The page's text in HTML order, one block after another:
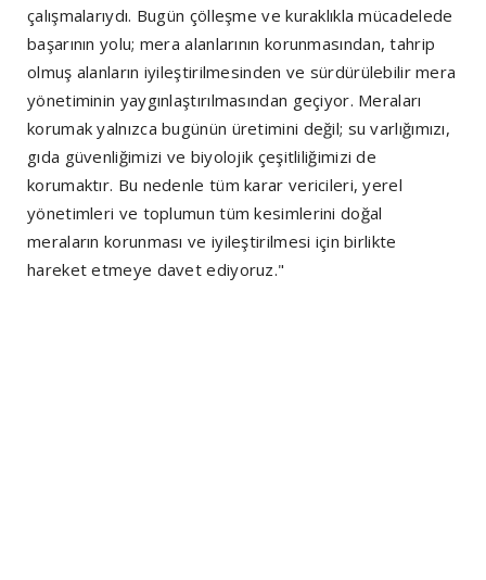
çalışmalarıydı. Bugün çölleşme ve kuraklıkla mücadelede
başarının yolu; mera alanlarının korunmasından, tahrip
olmuş alanların iyileştirilmesinden ve sürdürülebilir mera
yönetiminin yaygınlaştırılmasından geçiyor. Meraları
korumak yalnızca bugünün üretimini değil; su varlığımızı,
gıda güvenliğimizi ve biyolojik çeşitliliğimizi de
korumaktır. Bu nedenle tüm karar vericileri, yerel
yönetimleri ve toplumun tüm kesimlerini doğal
meraların korunması ve iyileştirilmesi için birlikte
hareket etmeye davet ediyoruz."